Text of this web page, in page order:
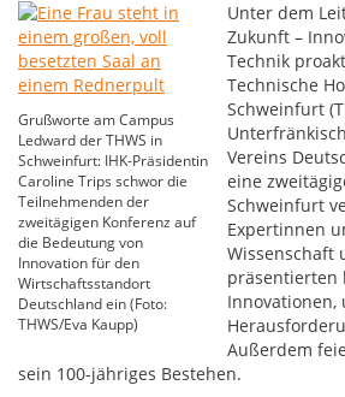
Grußworte am Campus
Ledward der THWS in
Schweinfurt: IHK-Präsidentin
Caroline Trips schwor die
Teilnehmenden der
zweitägigen Konferenz auf
die Bedeutung von
Innovation für den
Wirtschaftsstandort
Deutschland ein (Foto:
THWS/Eva Kaupp)
Unter dem
Zukunft –
Technik
Technische
Schweinfurt
Vereins
eine
Schweinfurt
Expertinnen
Wissenschaft
präsentierten
Innovationen,
Außerdem
sein 100-jähriges Bestehen.